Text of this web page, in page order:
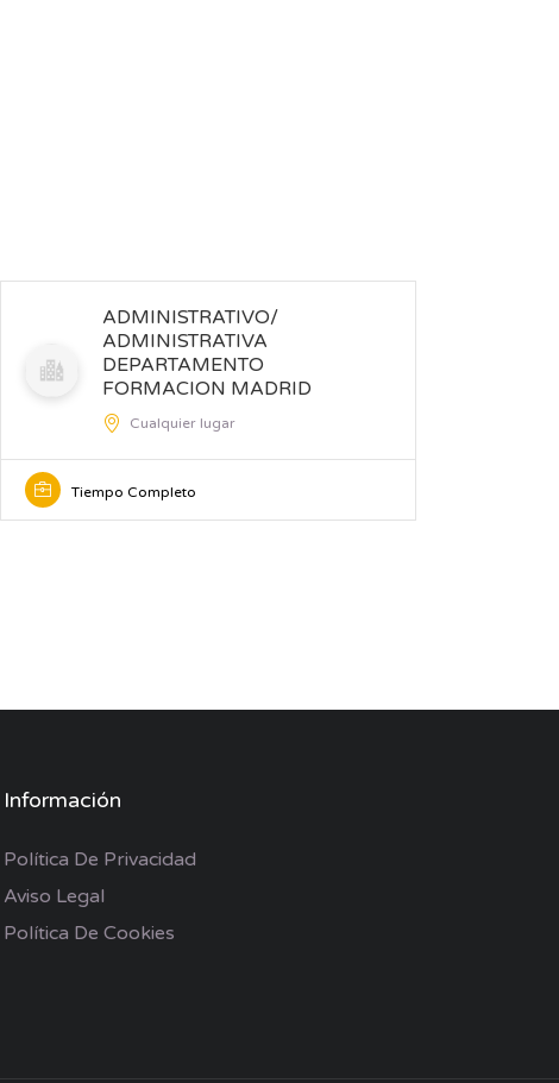
ADMINISTRATIVO/
ADMINISTRATIVA
DEPARTAMENTO
FORMACION MADRID
Cualquier lugar
Tiempo Completo
Información
Política De Privacidad
Aviso Legal
Política De Cookies